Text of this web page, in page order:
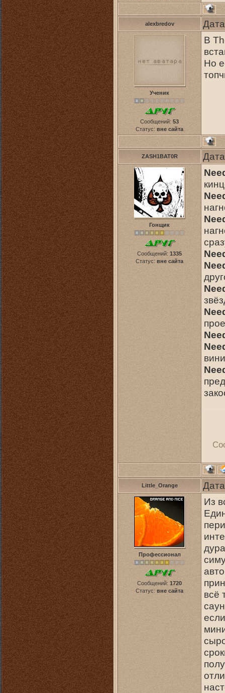
alexbredov
Ученик
Сообщений: 53
Статус: вне сайта
В
Но
ZASH1BAT0R
Гонщик
Сообщений: 1335
Статус: вне сайта
Little_Orange
Профессионал
Сообщений: 1720
Статус: вне сайта
Из
всё